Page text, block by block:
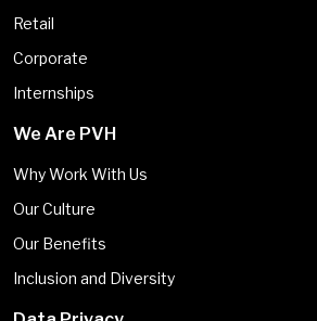
Retail
Corporate
Internships
We Are PVH
Why Work With Us
Our Culture
Our Benefits
Inclusion and Diversity